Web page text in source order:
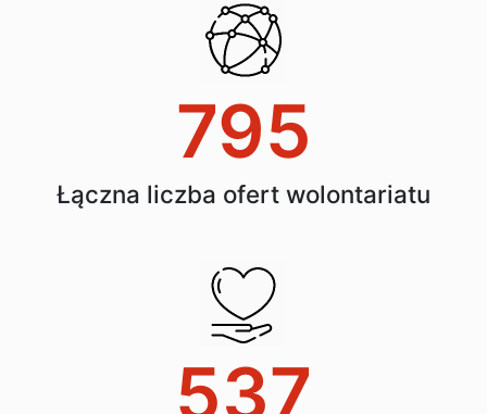
795
Łączna liczba ofert wolontariatu
537